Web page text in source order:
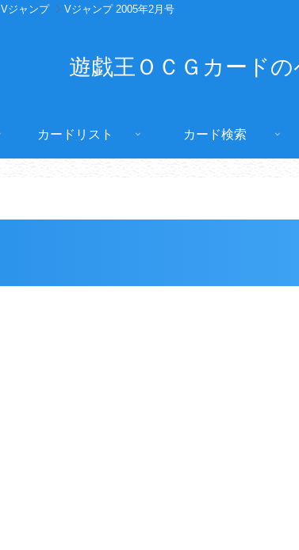
Vジャンプ Vジャンプ 2005年2月号
遊戯王ＯＣＧカードの
カードリスト カード検索